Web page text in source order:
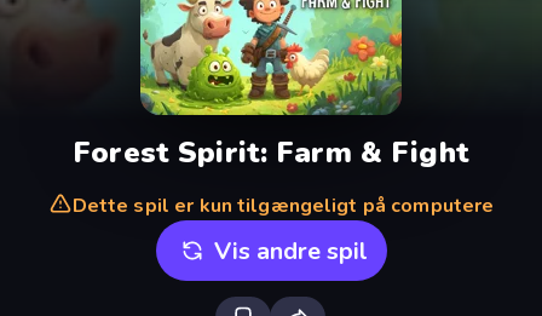
Forest Spirit: Farm & Fight
Dette spil er kun tilgængeligt på computere
Vis andre spil